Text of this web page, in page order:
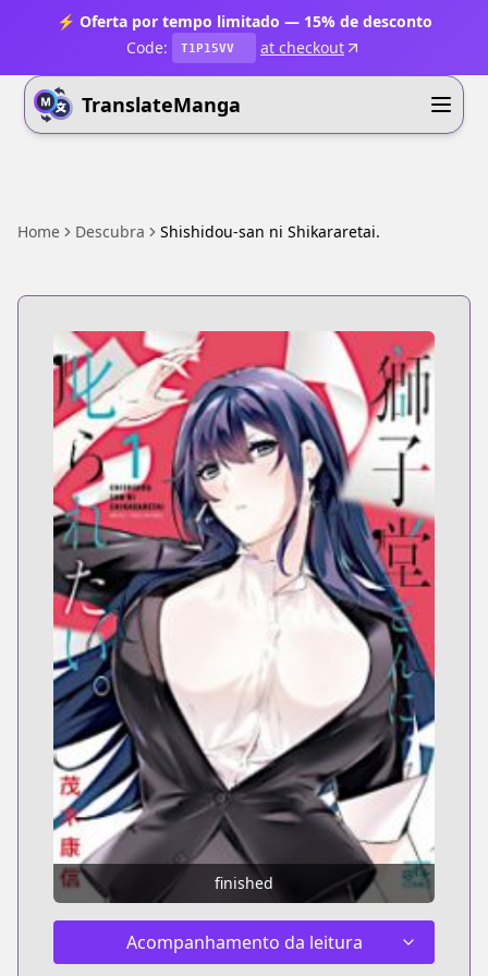
⚡ Oferta por tempo limitado — 15% de desconto
Code:
T1P15VV at checkout
TranslateManga
Home Descubra Shishidou-san ni Shikararetai.
finished
Acompanhamento da leitura